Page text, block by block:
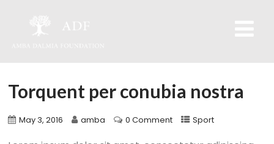
Torquent per conubia nostra
May 3, 2016 amba 0 Comment Sport